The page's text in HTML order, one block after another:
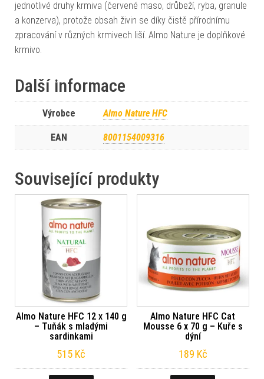
jednotlivé druhy krmiva (červené maso, drůbeží, ryba, granule
a konzerva), protože obsah živin se díky čistě přírodnímu
zpracování v různých krmivech liší. Almo Nature je doplňkové
krmivo.
Další informace
Výrobce Almo Nature HFC
EAN 8001154009316
Související produkty
Almo Nature HFC 12 x 140 g
– Tuňák s mladými
sardinkami
515 Kč
Almo Nature HFC Cat
Mousse 6 x 70 g – Kuře s
dýní
189 Kč